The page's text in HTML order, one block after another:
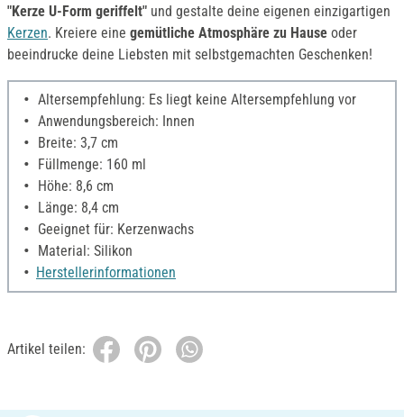
"Kerze U-Form geriffelt" und gestalte deine eigenen einzigartigen
Kerzen. Kreiere eine gemütliche Atmosphäre zu Hause oder
beeindrucke deine Liebsten mit selbstgemachten Geschenken!
Altersempfehlung: Es liegt keine Altersempfehlung vor
Anwendungsbereich: Innen
Breite: 3,7 cm
Füllmenge: 160 ml
Höhe: 8,6 cm
Länge: 8,4 cm
Geeignet für: Kerzenwachs
Material: Silikon
Herstellerinformationen
Artikel teilen: